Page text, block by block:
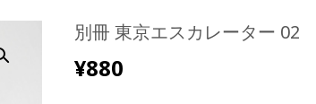
別冊 東京エスカレーター 02
¥880